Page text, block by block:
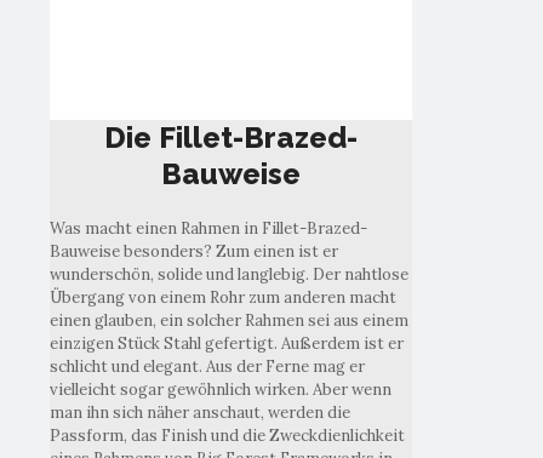
Die Fillet-Brazed-
Bauweise
Was macht einen Rahmen in Fillet-Brazed-
Bauweise besonders? Zum einen ist er
wunderschön, solide und langlebig. Der nahtlose
Übergang von einem Rohr zum anderen macht
einen glauben, ein solcher Rahmen sei aus einem
einzigen Stück Stahl gefertigt. Außerdem ist er
schlicht und elegant. Aus der Ferne mag er
vielleicht sogar gewöhnlich wirken. Aber wenn
man ihn sich näher anschaut, werden die
Passform, das Finish und die Zweckdienlichkeit